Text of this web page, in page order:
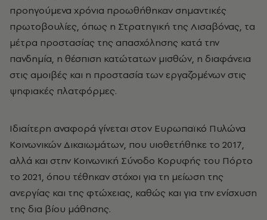
προηγούμενα χρόνια προωθήθηκαν σημαντικές
πρωτοβουλίες, όπως η Στρατηγική της Λισαβόνας, τα
μέτρα προστασίας της απασχόλησης κατά την
πανδημία, η θέσπιση κατώτατων μισθών, η διαφάνεια
στις αμοιβές και η προστασία των εργαζομένων στις
ψηφιακές πλατφόρμες.
Ιδιαίτερη αναφορά γίνεται στον Ευρωπαϊκό Πυλώνα
Κοινωνικών Δικαιωμάτων, που υιοθετήθηκε το 2017,
αλλά και στην Κοινωνική Σύνοδο Κορυφής του Πόρτο
το 2021, όπου τέθηκαν στόχοι για τη μείωση της
ανεργίας και της φτώχειας, καθώς και για την ενίσχυση
της δια βίου μάθησης.